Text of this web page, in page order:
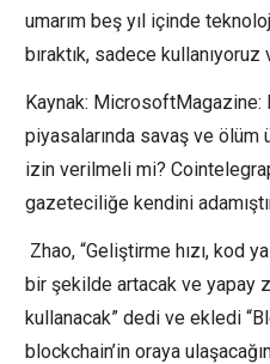
umarım beş yıl içinde
bıraktık, sadece
Kaynak: MicrosoftMagazine:
piyasalarında savaş ve ölüm
izin verilmeli mi?
gazeteciliğe kendini
Zhao, “Geliştirme hızı, kod
bir şekilde artacak ve yapay
kullanacak” dedi ve ekledi
blockchain’in oraya